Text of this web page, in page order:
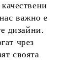
важно е
дизайни.
чрез
своята